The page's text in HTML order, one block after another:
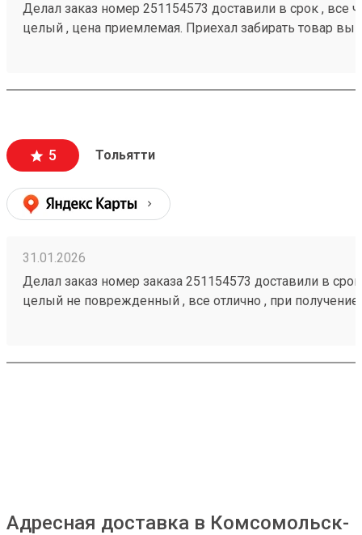
Делал заказ номер 251154573 доставили в срок , все
целый , цена приемлемая. Приехал забирать товар
5 Тольятти
31.01.2026
Делал заказ номер заказа 251154573 доставили в
целый не поврежденный , все отлично , при
Адресная доставка в Комсомольск-